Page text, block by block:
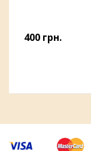
400 грн.